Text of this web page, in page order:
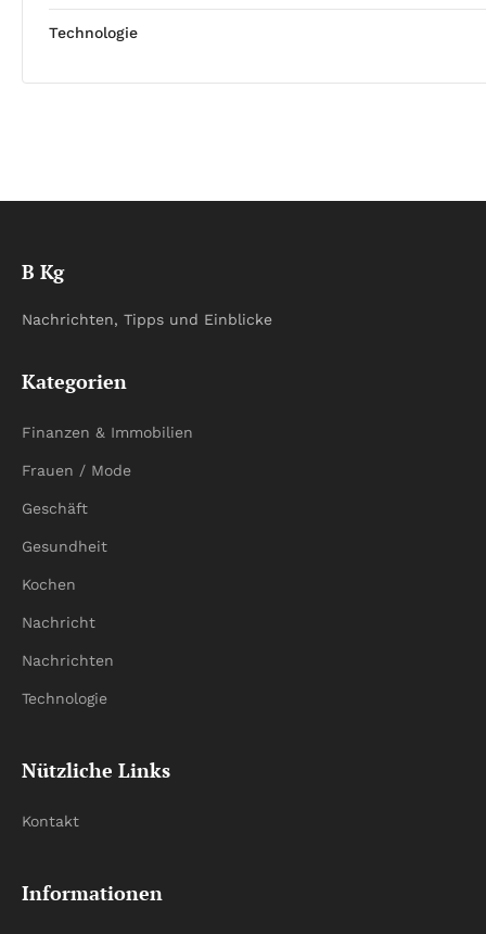
Technologie
B Kg
Nachrichten, Tipps und Einblicke
Kategorien
Finanzen & Immobilien
Frauen / Mode
Geschäft
Gesundheit
Kochen
Nachricht
Nachrichten
Technologie
Nützliche Links
Kontakt
Informationen